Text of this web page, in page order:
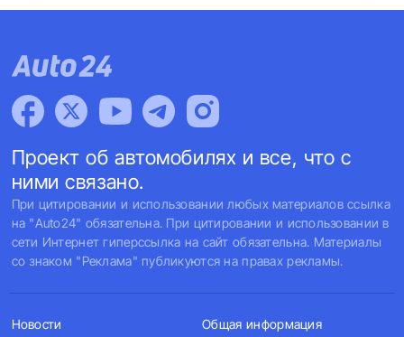
Проект об автомобилях и все, что с
ними связано.
При цитировании и использовании любых материалов ссылка
на "Auto24" обязательна. При цитировании и использовании в
сети Интернет гиперссылка на сайт обязательна. Материалы
со знаком "Реклама" публикуются на правах рекламы.
Новости Общая информация